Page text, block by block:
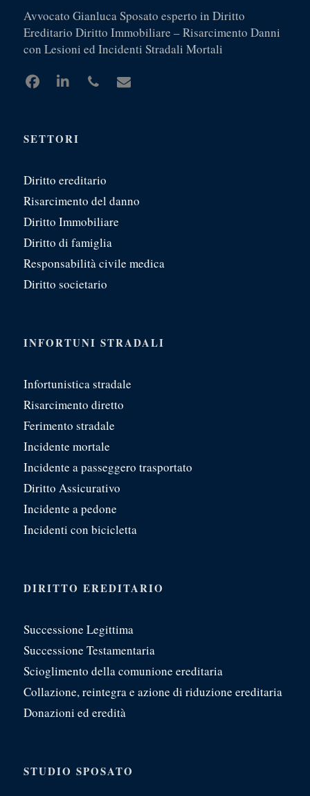
Avvocato Gianluca Sposato esperto in Diritto
Ereditario Diritto Immobiliare – Risarcimento Danni
con Lesioni ed Incidenti Stradali Mortali
SETTORI
Diritto ereditario
Risarcimento del danno
Diritto Immobiliare
Diritto di famiglia
Responsabilità civile medica
Diritto societario
INFORTUNI STRADALI
Infortunistica stradale
Risarcimento diretto
Ferimento stradale
Incidente mortale
Incidente a passeggero trasportato
Diritto Assicurativo
Incidente a pedone
Incidenti con bicicletta
DIRITTO EREDITARIO
Successione Legittima
Successione Testamentaria
Scioglimento della comunione ereditaria
Collazione, reintegra e azione di riduzione ereditaria
Donazioni ed eredità
STUDIO SPOSATO